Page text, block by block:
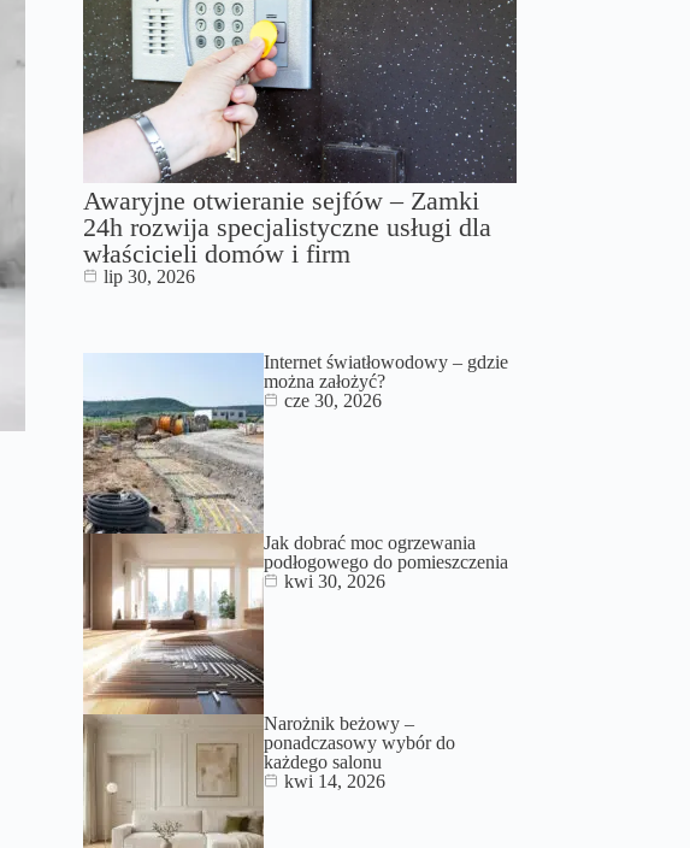
Awaryjne otwieranie sejfów – Zamki
24h rozwija specjalistyczne usługi dla
właścicieli domów i firm
lip 30, 2026
Internet światłowodowy – gdzie
można założyć?
cze 30, 2026
Jak dobrać moc ogrzewania
podłogowego do pomieszczenia
kwi 30, 2026
Narożnik beżowy –
ponadczasowy wybór do
każdego salonu
kwi 14, 2026